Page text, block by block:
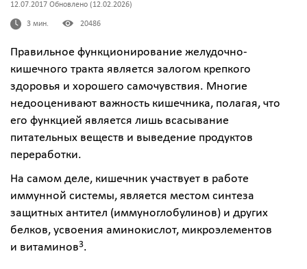
12.07.2017 Обновлено (12.02.2026)
3 мин. 20486
Правильное функционирование желудочно-
кишечного тракта является залогом крепкого
здоровья и хорошего самочувствия. Многие
недооценивают важность кишечника, полагая, что
его функцией является лишь всасывание
питательных веществ и выведение продуктов
переработки.
На самом деле, кишечник участвует в работе
иммунной системы, является местом синтеза
защитных антител (иммуноглобулинов) и других
белков, усвоения аминокислот, микроэлементов
и витаминов3.